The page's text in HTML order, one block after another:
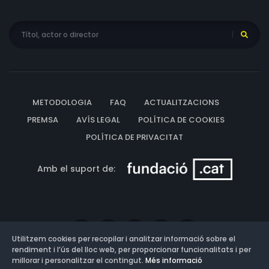
METODOLOGIA FAQ
ACTUALITZACIONS
PREMSA
AVÍS LEGAL
POLÍTICA DE COOKIES
POLÍTICA DE PRIVACITAT
Amb el suport de:
Utilitzem cookies per recopilar i analitzar informació sobre el
rendiment i l’ús del lloc web, per proporcionar funcionalitats i per
millorar i personalitzar el contingut. Més informació